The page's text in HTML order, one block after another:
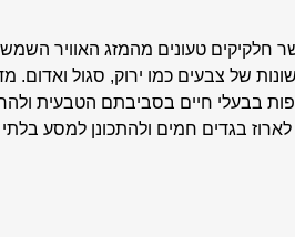
חלקיקים טעונים מהמזג האוויר
של צבעים כמו ירוק, סגול ואדום.
בבעלי חיים בסביבתם הטבעית
בגדים חמים ולהתכונן למסע